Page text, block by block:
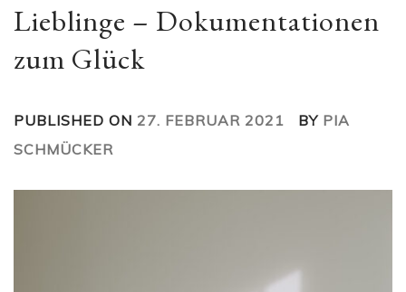
Lieblinge – Dokumentationen
zum Glück
PUBLISHED ON 27. FEBRUAR 2021 BY PIA
SCHMÜCKER